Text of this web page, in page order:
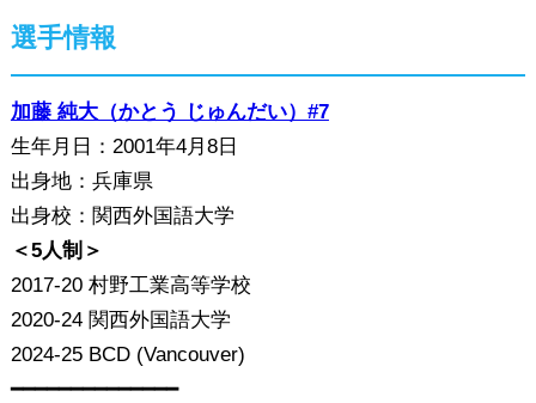
選手情報
加藤 純大（かとう じゅんだい）#7
生年月日：2001年4月8日
出身地：兵庫県
出身校：関西外国語大学
＜5人制＞
2017-20 村野工業高等学校
2020-24 関西外国語大学
2024-25 BCD (Vancouver)
━━━━━━━━━━━━━━